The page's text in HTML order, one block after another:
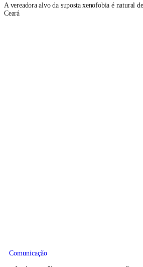
A vereadora alvo da suposta xenofobia é natural
Ceará
Comunicação